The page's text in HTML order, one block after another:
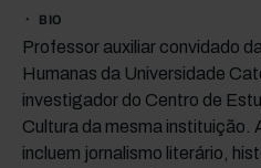
BIO
Professor auxiliar convidado
Humanas da Universidade
investigador do Centro de
Cultura da mesma instituição.
incluem jornalismo literário,